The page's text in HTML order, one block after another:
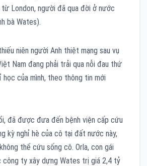
London, người đã qua đời ở nước
bà Wates).
niên người Anh thiệt mạng sau vụ
Nam đang phải trải qua nỗi đau thứ
học của mình, theo thông tin mới
đã được đưa đến bệnh viện cấp cứu
kỳ nghỉ hè của cô tại đất nước này,
thể cứu sống cô. Orla, con gái
công ty xây dựng Wates trị giá 2,4 tỷ